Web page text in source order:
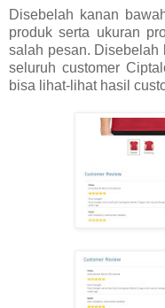
Disebelah kanan
produk serta ukuran
salah pesan. Disebelah
seluruh customer
bisa lihat-lihat hasil